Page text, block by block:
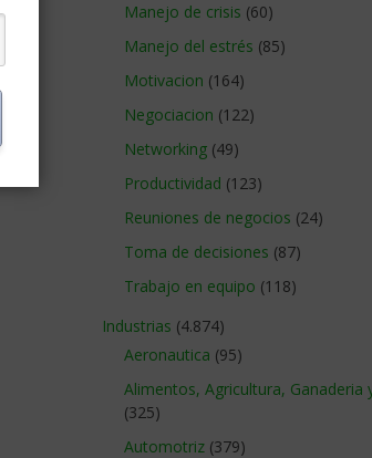
Manejo de crisis (60)
Manejo del estrés (85)
Motivacion (164)
Negociacion (122)
Networking (49)
Productividad (123)
Reuniones de negocios (24)
Toma de decisiones (87)
Trabajo en equipo (118)
Industrias (4.874)
Aeronautica (95)
Alimentos, Agricultura, Ganaderia
(325)
Automotriz (379)